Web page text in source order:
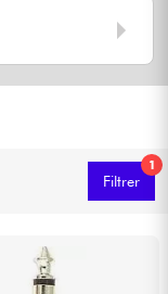
1
Filtrer